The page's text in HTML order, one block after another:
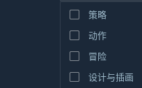
策略
动作
冒险
设计与插画